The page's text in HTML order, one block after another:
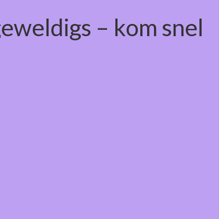
– kom snel